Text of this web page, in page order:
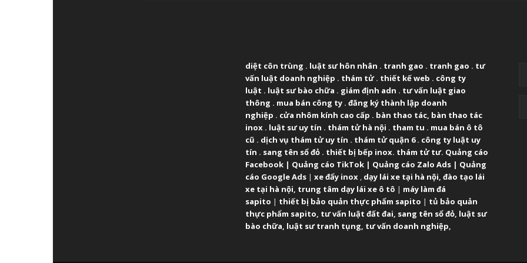
diệt côn trùng . luật sư hôn nhân . tranh gao . tranh gao . tư
vấn luật doanh nghiệp . thám tử. thiết kế web . công ty
luật . luật sư bào chữa . giám định adn . tư vấn luật giao
thông . mua bán công ty . đăng ký thành lập doanh
nghiệp . cửa nhôm kính cao cấp . bàn thao tác, bàn thao tác
inox . luật sư uy tín . thám tử hà nội . tham tu . mua bán ô tô
cũ . dịch vụ thám tử uy tín . thám tử quận 6. công ty luật uy
tín . sang tên sổ đỏ . thiết bị bếp inox. thám tử tư. Quảng cáo
Facebook | Quảng cáo TikTok | Quảng cáo Zalo Ads | Quảng
cáo Google Ads | xe đẩy inox , dạy lái xe tại hà nội, đào tạo lái
xe tại hà nội, trung tâm dạy lái xe ô tô | máy làm đá
sapito | thiết bị bảo quản thực phẩm sapito | tủ bảo quản
thực phẩm sapito, tư vấn luật đất đai, sang tên sổ đỏ, luật sư
bào chữa, luật sư tranh tụng, tư vấn doanh nghiệp,